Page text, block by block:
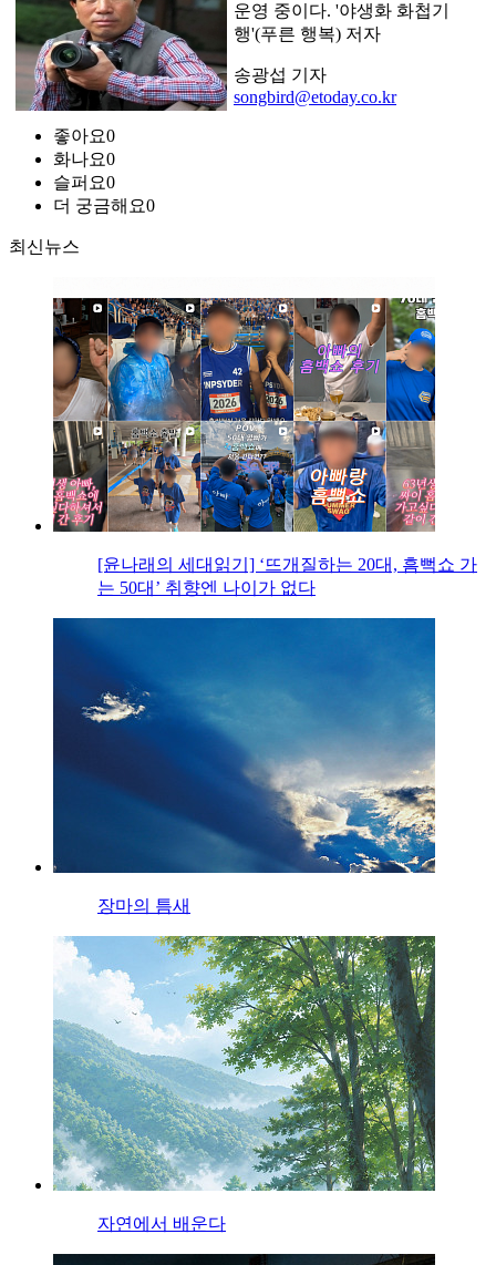
운영 중이다. '야생화 화첩기
행'(푸른 행복) 저자
송광섭 기자
songbird@etoday.co.kr
좋아요0
화나요0
슬퍼요0
더 궁금해요0
최신뉴스
[윤나래의 세대읽기] ‘뜨개질하는 20대, 흠뻑쇼 가
는 50대’ 취향엔 나이가 없다
장마의 틈새
자연에서 배운다